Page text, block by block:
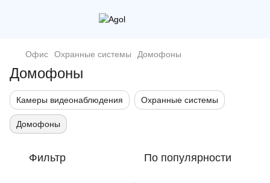
Офис Охранные системы Домофоны
Домофоны
Камеры видеонаблюдения Охранные системы
Домофоны
Фильтр По популярности